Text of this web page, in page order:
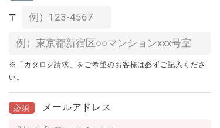
〒
※「カタログ請求」をご希望のお客様は必ずご記入くださ
い。
必須 メールアドレス